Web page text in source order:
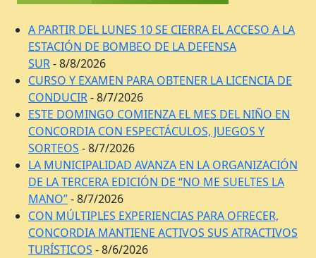
A PARTIR DEL LUNES 10 SE CIERRA EL ACCESO A LA
ESTACIÓN DE BOMBEO DE LA DEFENSA
SUR- 8/8/2026
CURSO Y EXAMEN PARA OBTENER LA LICENCIA DE
CONDUCIR- 8/7/2026
ESTE DOMINGO COMIENZA EL MES DEL NIÑO EN
CONCORDIA CON ESPECTÁCULOS, JUEGOS Y
SORTEOS - 8/7/2026
LA MUNICIPALIDAD AVANZA EN LA ORGANIZACIÓN
DE LA TERCERA EDICIÓN DE “NO ME SUELTES LA
MANO”- 8/7/2026
CON MÚLTIPLES EXPERIENCIAS PARA OFRECER,
CONCORDIA MANTIENE ACTIVOS SUS ATRACTIVOS
TURÍSTICOS - 8/6/2026